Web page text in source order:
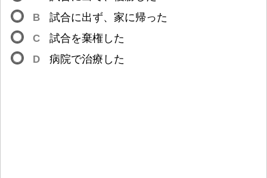
B
試合に出ず、 家に帰った
C
試合を棄権 した
D
病 院で治療 した